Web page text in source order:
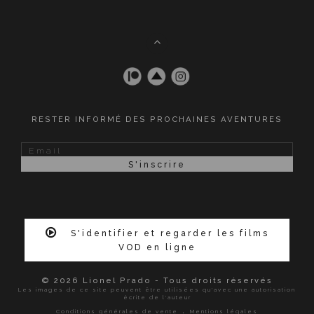
RESTER INFORMÉ DES PROCHAINES AVENTURES
S'identifier et regarder les films
VOD en ligne
© 2026 Lionel Prado - Tous droits réservés
Les images de ce site peuvent être utilisées qu'avec une autorisation
écrite de l'auteur
Conditions générales de vente
. Mentions légales